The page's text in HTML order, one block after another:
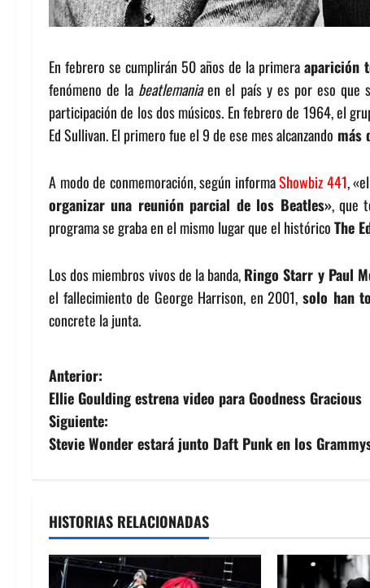
En febrero se cumplirán 50 años de la primeraaparición
fenómeno de la beatlemaniaen el país y es por eso que
participación de los dos músicos. En febrero de 1964, el
Ed Sullivan. El primero fue el 9 de ese mes alcanzando más
A modo de conmemoración, según informaShowbiz 441, «el
organizar una reunión parcial de los Beatles», que
programa se graba en el mismo lugar que el históricoThe
Los dos miembros vivos de la banda,Ringo Starr y Paul
el fallecimiento de George Harrison, en 2001, solo han
concrete la junta.
N
a
v
g
a
Anterior:
Ellie Goulding estrena video para Goodness Gracious
Siguiente:
Stevie Wonder estará junto Daft Punk en los
HISTORIAS RELACIONADAS